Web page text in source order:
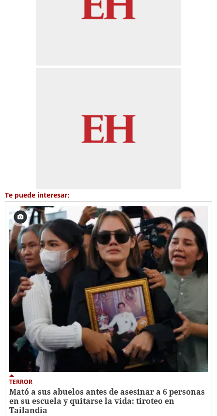
Te puede interesar:
TERROR
Mató a sus abuelos antes de asesinar a 6 personas
en su escuela y quitarse la vida: tiroteo en
Tailandia